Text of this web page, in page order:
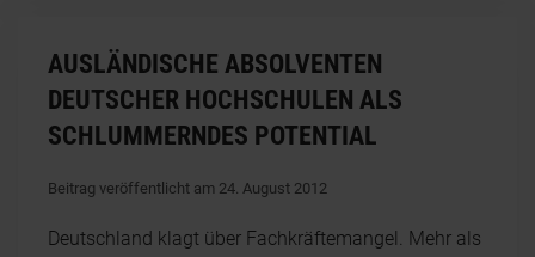
AUSLÄNDISCHE ABSOLVENTEN
DEUTSCHER HOCHSCHULEN ALS
SCHLUMMERNDES POTENTIAL
Beitrag veröffentlicht am 24. August 2012
Deutschland klagt über Fachkräftemangel. Mehr als